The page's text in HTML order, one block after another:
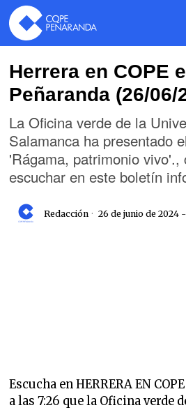
Herrera en COPE
Peñaranda (26/06/
La Oficina verde de la
Salamanca ha presentado
'Rágama, patrimonio vivo'.,
escuchar en este boletín
Redacción 26 de junio de 2024
Escucha en HERRERA EN
a las 7:26 que la Oficina verde